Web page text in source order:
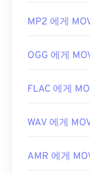
https://
CH203-
MP2 에게
OGG 에게
FLAC 에게
WAV 에게
AMR 에게